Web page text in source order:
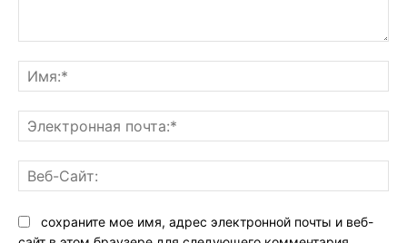
сохраните мое имя, адрес электронной почты и веб-